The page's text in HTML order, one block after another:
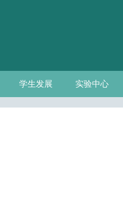
学生发展
学生事务
党团建设
课外培养
职业发展
实验中心
关于实验中心
通知公告
规章制度
数据资源
虚仿实验平台
自建资源
公共微观数据
相关文件下载